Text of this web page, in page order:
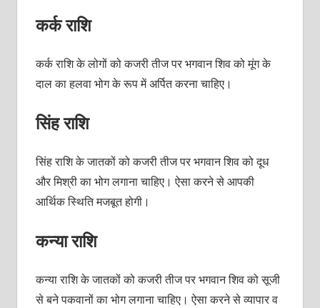
कर्क राशि
कर्क राशि के लोगों को कजरी तीज पर भगवान शिव को मूंग के
दाल का हलवा भोग के रूप में अर्पित करना चाहिए।
सिंह राशि
सिंह राशि के जातकों को कजरी तीज पर भगवान शिव को दूध
और मिश्री का भोग लगाना चाहिए। ऐसा करने से आपकी
आर्थिक स्थिति मजबूत होगी।
कन्या राशि
कन्या राशि के जातकों को कजरी तीज पर भगवान शिव को सूजी
से बने पकवानों का भोग लगाना चाहिए। ऐसा करने से व्यापार व